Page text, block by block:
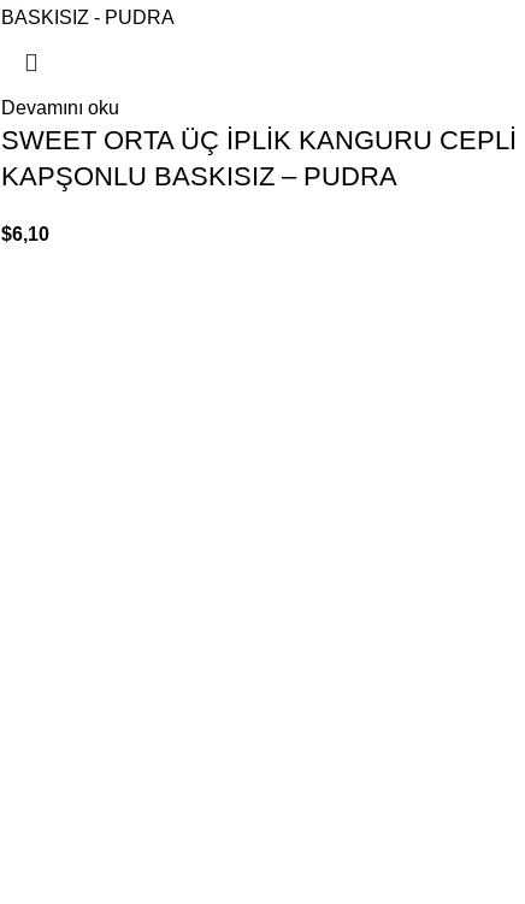
Devamını oku
SWEET ORTA ÜÇ İPLİK KANGURU CEPLİ
KAPŞONLU BASKISIZ – PUDRA
$6,10